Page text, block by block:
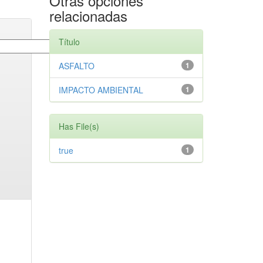
relacionadas
Título
1
ASFALTO
1
IMPACTO AMBIENTAL
Has File(s)
1
true